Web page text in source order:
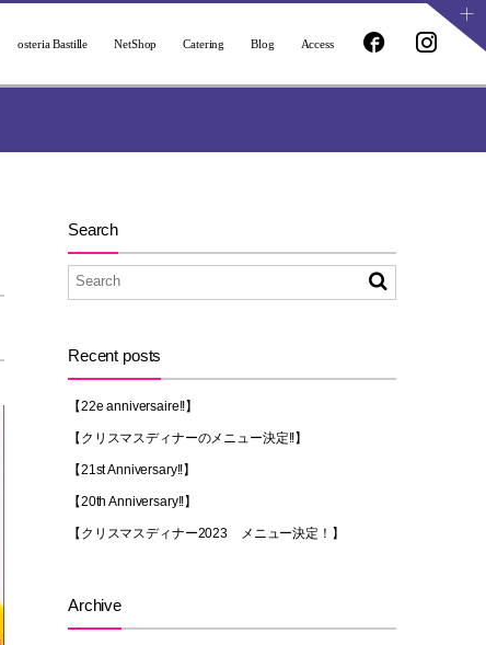
osteria Bastille NetShop Catering Blog Access
Search
Recent posts
【22e anniversaire!!】
【クリスマスディナーのメニュー決定!!】
【21st Anniversary!!】
【20th Anniversary!!】
【クリスマスディナー2023 メニュー決定！】
Archive